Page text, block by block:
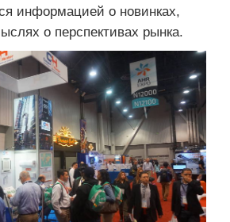
информацией о новинках,
о перспективах рынка.